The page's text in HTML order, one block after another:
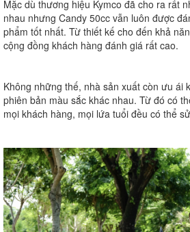
Mặc dù thương hiệu Kymco đã cho ra rất
nhau nhưng Candy 50cc vẫn luôn được
phẩm tốt nhất. Từ thiết kế cho đến khả
cộng đồng khách hàng đánh giá rất cao.
Không những thế, nhà sản xuất còn ưu ái
phiên bản màu sắc khác nhau. Từ đó có
mọi khách hàng, mọi lứa tuổi đều có thể